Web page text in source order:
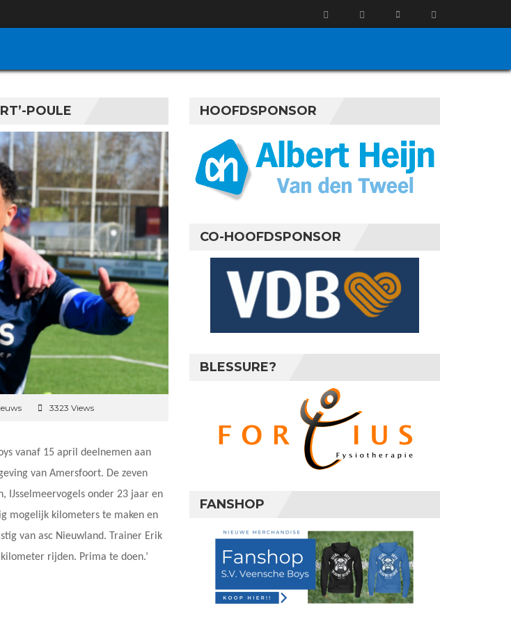
POULE
3323 Views
vanaf 15 april deelnemen aan
van Amersfoort. De zeven
IJsselmeervogels onder 23 jaar en
mogelijk kilometers te maken en
van asc Nieuwland. Trainer Erik
rijden. Prima te doen.’
HOOFDSPONSOR
CO-HOOFDSPONSOR
BLESSURE?
FANSHOP